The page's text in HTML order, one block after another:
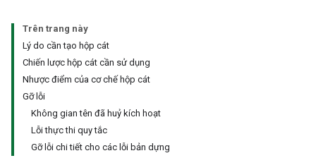
Trên trang này
Lý do cần tạo hộp cát
Chiến lược hộp cát cần sử dụng
Nhược điểm của cơ chế hộp cát
Gỡ lỗi
Không gian tên đã huỷ kích hoạt
Lỗi thực thi quy tắc
Gỡ lỗi chi tiết cho các lỗi bản dựng